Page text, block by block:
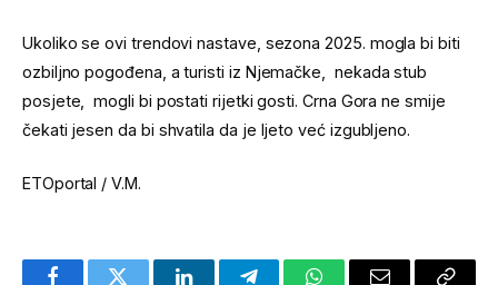
Ukoliko se ovi trendovi nastave, sezona 2025. mogla bi biti
ozbiljno pogođena, a turisti iz Njemačke, nekada stub
posjete, mogli bi postati rijetki gosti. Crna Gora ne smije
čekati jesen da bi shvatila da je ljeto već izgubljeno.
ETOportal / V.M.